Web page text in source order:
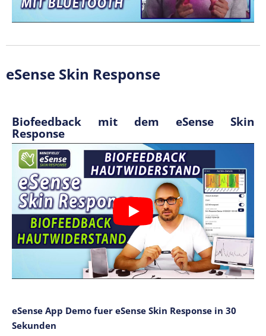
eSense Skin Response
Biofeedback mit dem eSense Skin
Response
eSense App Demo fuer eSense Skin Response in 30
Sekunden